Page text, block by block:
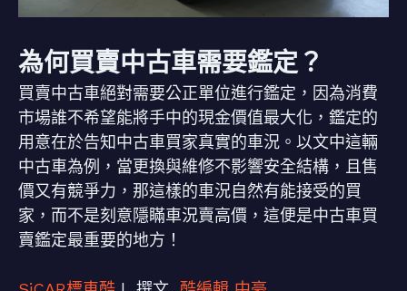
為何買賣中古車需要鑑定？
買賣中古車絕對需要公正單位進行鑑定，因為消費
市場誰不希望能將手中的現金價值最大化，鑑定的
用意在於告知中古車買家真實的車況。以文中這輛
中古車為例，當更換與維修不影響安全結構，且售
價又有競爭力，那這樣的車況自然有能接受的買
家，而不是刻意隱瞞車況賣高價，這便是中古車買
賣鑑定最重要的地方！